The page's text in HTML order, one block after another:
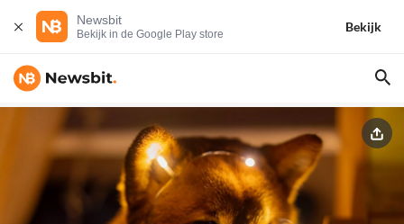
Newsbit
Bekijk in de Google Play store
Bekijk